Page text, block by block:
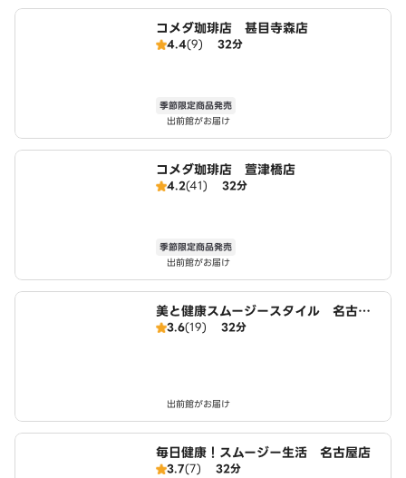
コメダ珈琲店 甚目寺森店
4.4(9) 32分
季節限定商品発売
出前館がお届け
コメダ珈琲店 萱津橋店
4.2(41) 32分
季節限定商品発売
出前館がお届け
美と健康スムージースタイル 名古屋
店3.6(19) 32分
出前館がお届け
毎日健康！スムージー生活 名古屋店
3.7(7) 32分